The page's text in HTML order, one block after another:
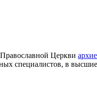
Церкви
специалистов, в